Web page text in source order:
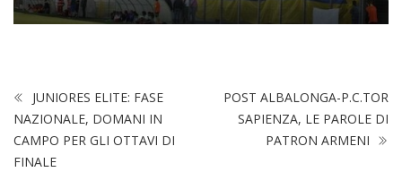
JUNIORES ELITE: FASE
NAZIONALE, DOMANI IN
CAMPO PER GLI OTTAVI DI
FINALE
POST ALBALONGA-P.C.TOR
SAPIENZA, LE PAROLE DI
PATRON ARMENI